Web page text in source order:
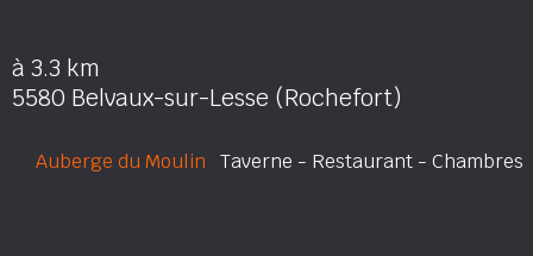
à 3.3 km
5580 Belvaux-sur-Lesse (Rochefort)
Auberge du Moulin Taverne - Restaurant - Chambres